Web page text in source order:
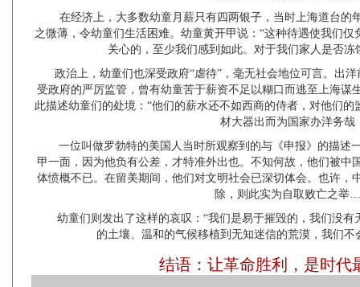
在经济上，大多数幼童月薪只有四两银子，当时上海道台的
之微薄，令幼童们生活困难。幼童黄开甲说：“这种待遇使我们
关心的，至少我们感到如此。对于我们家人是否冻
政治上，幼童们也深受政府“虐待”，毫无社会地位可言。出
受政府的严厉监管，曾有幼童苦于薪资不足以糊口而逃至上海谋
此描述幼童们的处境：“他们的薪水还不如西商的侍者，对他们
材大器出而为国家办洋务哉
一位叫做罗勃特的美国人当时所观察到的与《申报》的描述
甲一面，因为他负有公差，才特准外出也。不知何故，他们被中
体愤概不已。在留美期间，他们对文明社会已深切体会。也许，
除，则此实为自取败亡之举
幼童们则发出了这样的哀叹：“我们是易于摧毁的，我们没
的土壤、温和的气候移植到无知迷信的荒漠，我们
结语：让革命胜利，是时代